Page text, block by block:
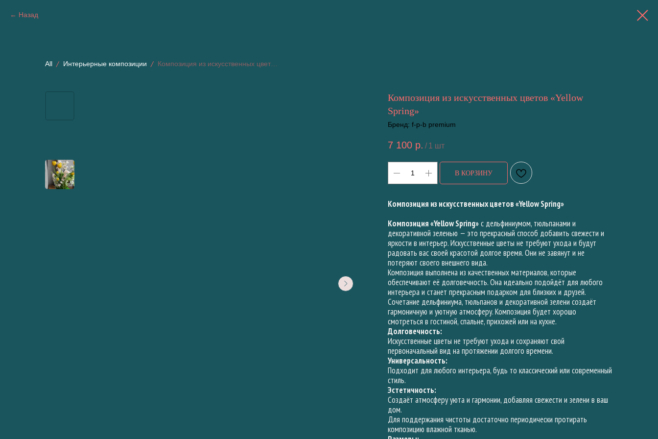
Назад
All Интерьерные композиции
Композиция из искусственных цветов «Yellow
Spring»
Бренд: f-p-b premium
7 100 р. / 1 шт
В КОРЗИНУ
Композиция из искусственных цветов «Yellow Spring»
Композиция «Yellow Spring»с дельфиниумом, тюльпанами и
декоративной зеленью — это прекрасный способ добавить свежести и
яркости в интерьер. Искусственные цветы не требуют ухода и будут
радовать вас своей красотой долгое время. Они не завянут и не
потеряют своего внешнего вида.
Композиция выполнена из качественных материалов, которые
обеспечивают её долговечность. Она идеально подойдёт для любого
интерьера и станет прекрасным подарком для близких и друзей.
Сочетание дельфиниума, тюльпанов и декоративной зелени создаёт
гармоничную и уютную атмосферу. Композиция будет хорошо
смотреться в гостиной, спальне, прихожей или на кухне.
Долговечность:
Искусственные цветы не требуют ухода и сохраняют свой
первоначальный вид на протяжении долгого времени.
Универсальность:
Подходит для любого интерьера, будь то классический или современный
стиль.
Эстетичность:
Создаёт атмосферу уюта и гармонии, добавляя свежести и зелени в ваш
дом.
Для поддержания чистоты достаточно периодически протирать
композицию влажной тканью.